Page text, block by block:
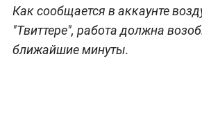
Как сообщается в аккаунте
"Твиттере", работа должна
ближайшие минуты.